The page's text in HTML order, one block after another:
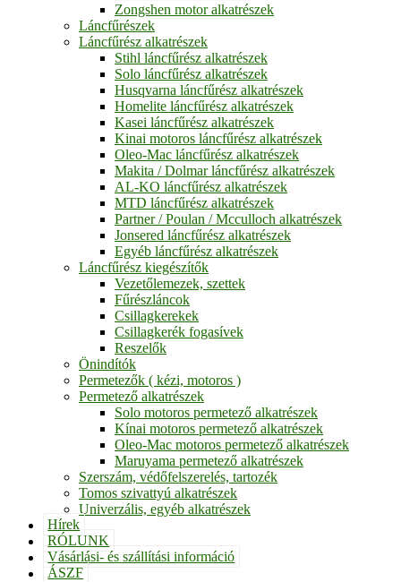
Zongshen motor alkatrészek
Láncfűrészek
Láncfűrész alkatrészek
Stihl láncfűrész alkatrészek
Solo láncfűrész alkatrészek
Husqvarna láncfűrész alkatrészek
Homelite láncfűrész alkatrészek
Kasei láncfűrész alkatrészek
Kinai motoros láncfűrész alkatrészek
Oleo-Mac láncfűrész alkatrészek
Makita / Dolmar láncfűrész alkatrészek
AL-KO láncfűrész alkatrészek
MTD láncfűrész alkatrészek
Partner / Poulan / Mcculloch alkatrészek
Jonsered láncfűrész alkatrészek
Egyéb láncfűrész alkatrészek
Láncfűrész kiegészítők
Vezetőlemezek, szettek
Fűrészláncok
Csillagkerekek
Csillagkerék fogasívek
Reszelők
Önindítók
Permetezők ( kézi, motoros )
Permetező alkatrészek
Solo motoros permetező alkatrészek
Kínai motoros permetező alkatrészek
Oleo-Mac motoros permetező alkatrészek
Maruyama permetező alkatrészek
Szerszám, védőfelszerelés, tartozék
Tomos szivattyú alkatrészek
Univerzális, egyéb alkatrészek
Hírek
RÓLUNK
Vásárlási- és szállítási információ
ÁSZF